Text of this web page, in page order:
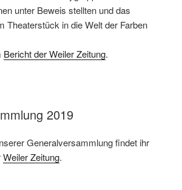
unter Beweis stellten und das
Theaterstück in die Welt der Farben
Bericht der Weiler Zeitung.
2019
Generalversammlung findet ihr
Weiler Zeitung.